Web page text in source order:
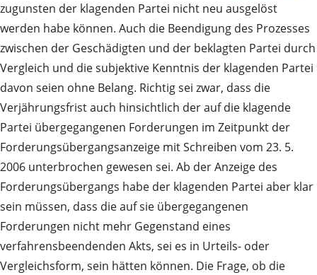
zugunsten der klagenden Partei nicht neu ausgelöst
werden habe können. Auch die Beendigung des Prozesses
zwischen der Geschädigten und der beklagten Partei durch
Vergleich und die subjektive Kenntnis der klagenden Partei
davon seien ohne Belang. Richtig sei zwar, dass die
Verjährungsfrist auch hinsichtlich der auf die klagende
Partei übergegangenen Forderungen im Zeitpunkt der
Forderungsübergangsanzeige mit Schreiben vom 23. 5.
2006 unterbrochen gewesen sei. Ab der Anzeige des
Forderungsübergangs habe der klagenden Partei aber klar
sein müssen, dass die auf sie übergegangenen
Forderungen nicht mehr Gegenstand eines
verfahrensbeendenden Akts, sei es in Urteils- oder
Vergleichsform, sein hätten können. Die Frage, ob die